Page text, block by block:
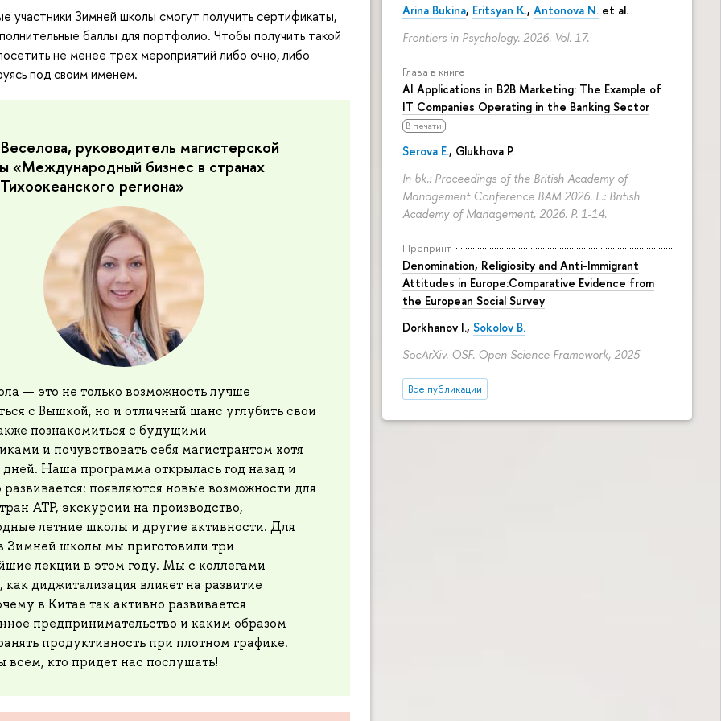
Arina Bukina, Eritsyan K., Antonova N. et al.
Frontiers in Psychology. 2026. Vol. 17.
Глава в книге
AI Applications in B2B Marketing: The Example of
IT Companies Operating in the Banking Sector
В печати
Serova E., Glukhova P.
In bk.: Proceedings of the British Academy of
Management Conference BAM 2026. L.: British
Academy of Management, 2026. P. 1-14.
Препринт
Denomination, Religiosity and Anti-Immigrant
Attitudes in Europe:Comparative Evidence from
the European Social Survey
Dorkhanov I., Sokolov B.
SocArXiv. OSF. Open Science Framework, 2025
Все публикации
участники Зимней школы смогут получить сертификаты,
баллы для портфолио. Чтобы получить такой
не менее трех мероприятий либо очно, либо
под своим именем.
руководитель магистерской
«Международный бизнес в странах
региона»
— это не только возможность лучше
с Вышкой, но и отличный шанс углубить свои
познакомиться с будущими
и почувствовать себя магистрантом хотя
Наша программа открылась год назад и
появляются новые возможности для
АТР, экскурсии на производство,
летние школы и другие активности. Для
Зимней школы мы приготовили три
лекции в этом году. Мы с коллегами
диджитализация влияет на развитие
в Китае так активно развивается
предпринимательство и каким образом
продуктивность при плотном графике.
всем, кто придет нас послушать!